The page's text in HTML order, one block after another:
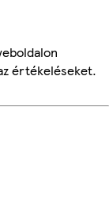
értékeléseket.